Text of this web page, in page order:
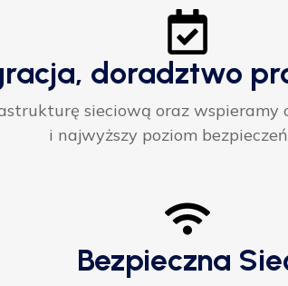
doradztwo
sieciową oraz
i najwyższy poziom
Bezpieczna